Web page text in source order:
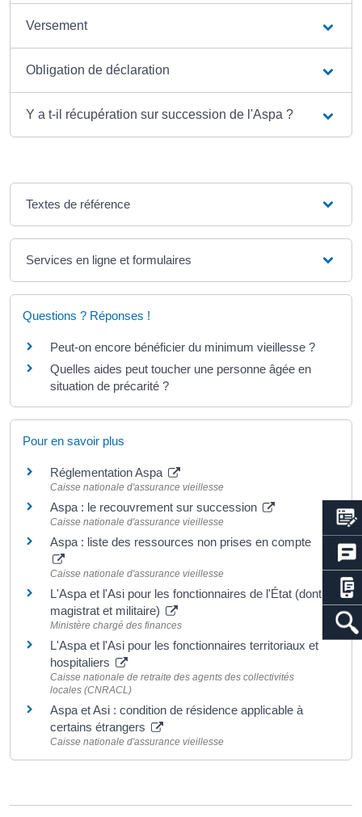
Versement
Obligation de déclaration
Y a t-il récupération sur succession de l'Aspa ?
Textes de référence
Services en ligne et formulaires
Questions ? Réponses !
Peut-on encore bénéficier du minimum vieillesse ?
Quelles aides peut toucher une personne âgée en
situation de précarité ?
Pour en savoir plus
Réglementation Aspa
Caisse nationale d'assurance vieillesse
Aspa : le recouvrement sur succession
Caisse nationale d'assurance vieillesse
Aspa : liste des ressources non prises en compte
Caisse nationale d'assurance vieillesse
L'Aspa et l'Asi pour les fonctionnaires de l'État (dont
magistrat et militaire)
Ministère chargé des finances
L'Aspa et l'Asi pour les fonctionnaires territoriaux et
hospitaliers
Caisse nationale de retraite des agents des collectivités
locales (CNRACL)
Aspa et Asi : condition de résidence applicable à
certains étrangers
Caisse nationale d'assurance vieillesse